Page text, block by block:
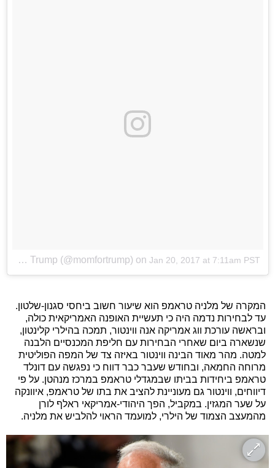
A photo posted by ðﾟﾇﾺðﾟﾇﾸPoster Mom For Prez Trump (@momfortrump) onJan 20, 2017 at 7:11am PST
המקרה של מלניה טראמפ הוא שיעור חשוב ביחסי סגנון-שלטון.
עד לבחירות נדמה היה כי תעשיית האופנה האמריקאית כולה,
ובראשה עורכת ווג אמריקה אנה ווינטור, תמכה בהילרי קלינטון,
שנשארה ביום שאחרי הבחירות עם חליפת המכנסיים הלבנה
למטה. מהר מאוד הבינה ווינטור באיזה צד של המפה הפוליטית
מרוחה החמאה, ובחודש שעבר כבר דווח כי נפגשה עם דונלד
טראמפ ביחידות בביתו שבמגדלי טראמפ במרכז מנהטן. על פי
דיווחים, ווינטור גם מעוניינת להציב את בתו של טראמפ, איוונקה
על שער המגזין. במקביל, הפך היהודי-אמריקאי ראלף לורן
מהמעצב הצמוד של הילרי, למועמד הראוי להלביש את מלניה.